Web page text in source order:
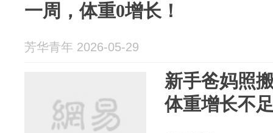
一周，体重0增长！
芳华青年 2026-05-29
新手爸妈照
体重增长不